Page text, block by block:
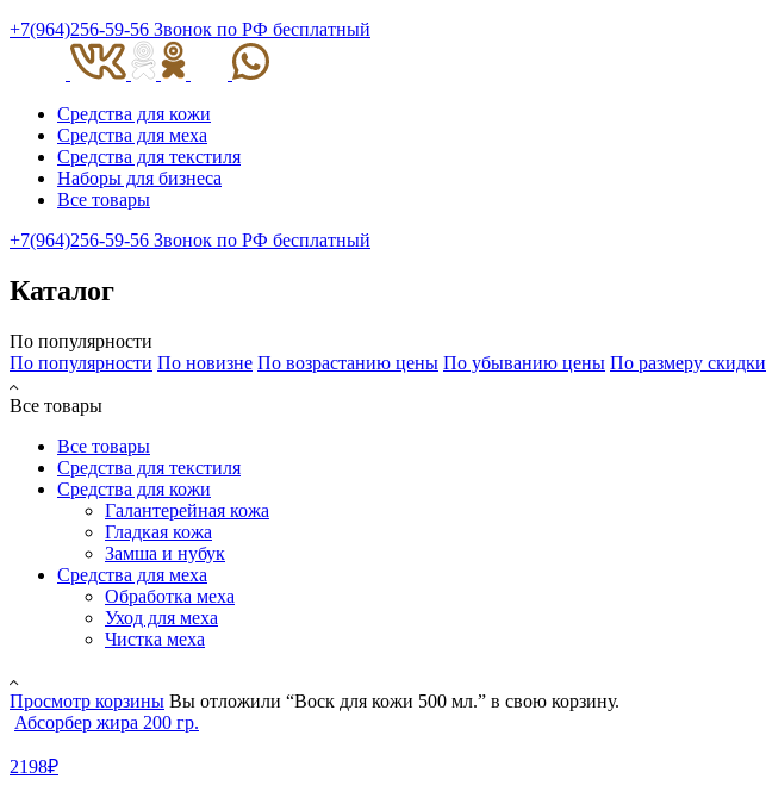
+7(964)256-59-56 Звонок по РФ бесплатный
Средства для кожи
Средства для меха
Средства для текстиля
Наборы для бизнеса
Все товары
+7(964)256-59-56 Звонок по РФ бесплатный
Каталог
По популярности
По популярности По новизне По возрастанию цены По убыванию цены По размеру скидки
Все товары
Все товары
Средства для текстиля
Средства для кожи
Галантерейная кожа
Гладкая кожа
Замша и нубук
Средства для меха
Обработка меха
Уход для меха
Чистка меха
Просмотр корзины Вы отложили “Воск для кожи 500 мл.” в свою корзину.
Абсорбер жира 200 гр.
2198₽